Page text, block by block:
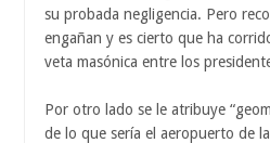
su probada negligencia. Pero
engañan y es cierto que ha
veta masónica entre los
Por otro lado se le atribuye
de lo que sería el aeropuerto de